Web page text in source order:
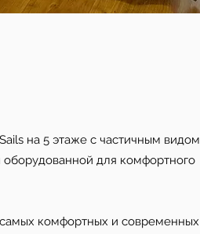
на 5 этаже с частичным видом
для кoмфopтнoго
комфортных и современных